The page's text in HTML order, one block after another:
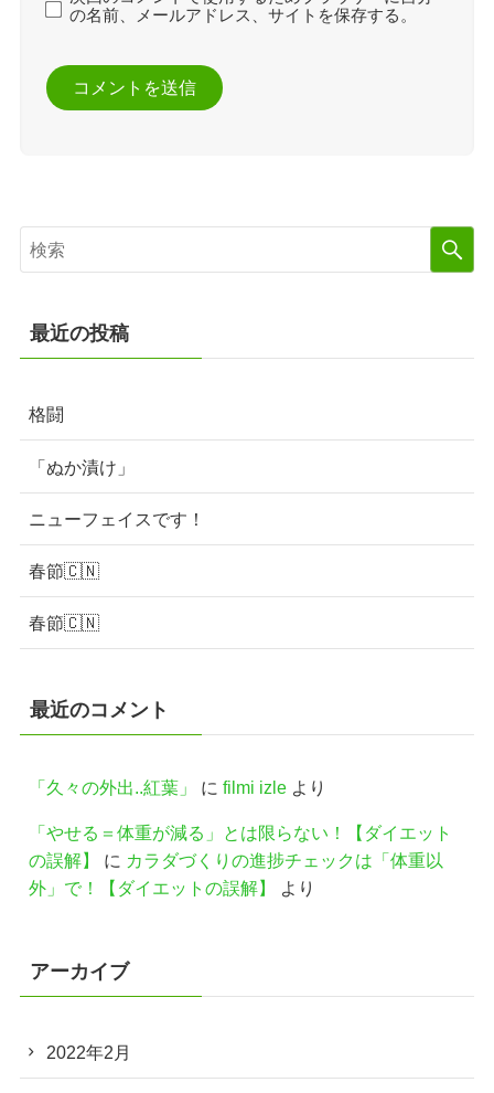
の名前、メールアドレス、サイトを保存する。
最近の投稿
格闘
「ぬか漬け」
ニューフェイスです！
春節🇨🇳
春節🇨🇳
最近のコメント
「久々の外出..紅葉」 に filmi izleより
「やせる＝体重が減る」とは限らない！【ダイエット
の誤解】
に カラダづくりの進捗チェックは「体重以
外」で！【ダイエットの誤解】
より
アーカイブ
2022年2月